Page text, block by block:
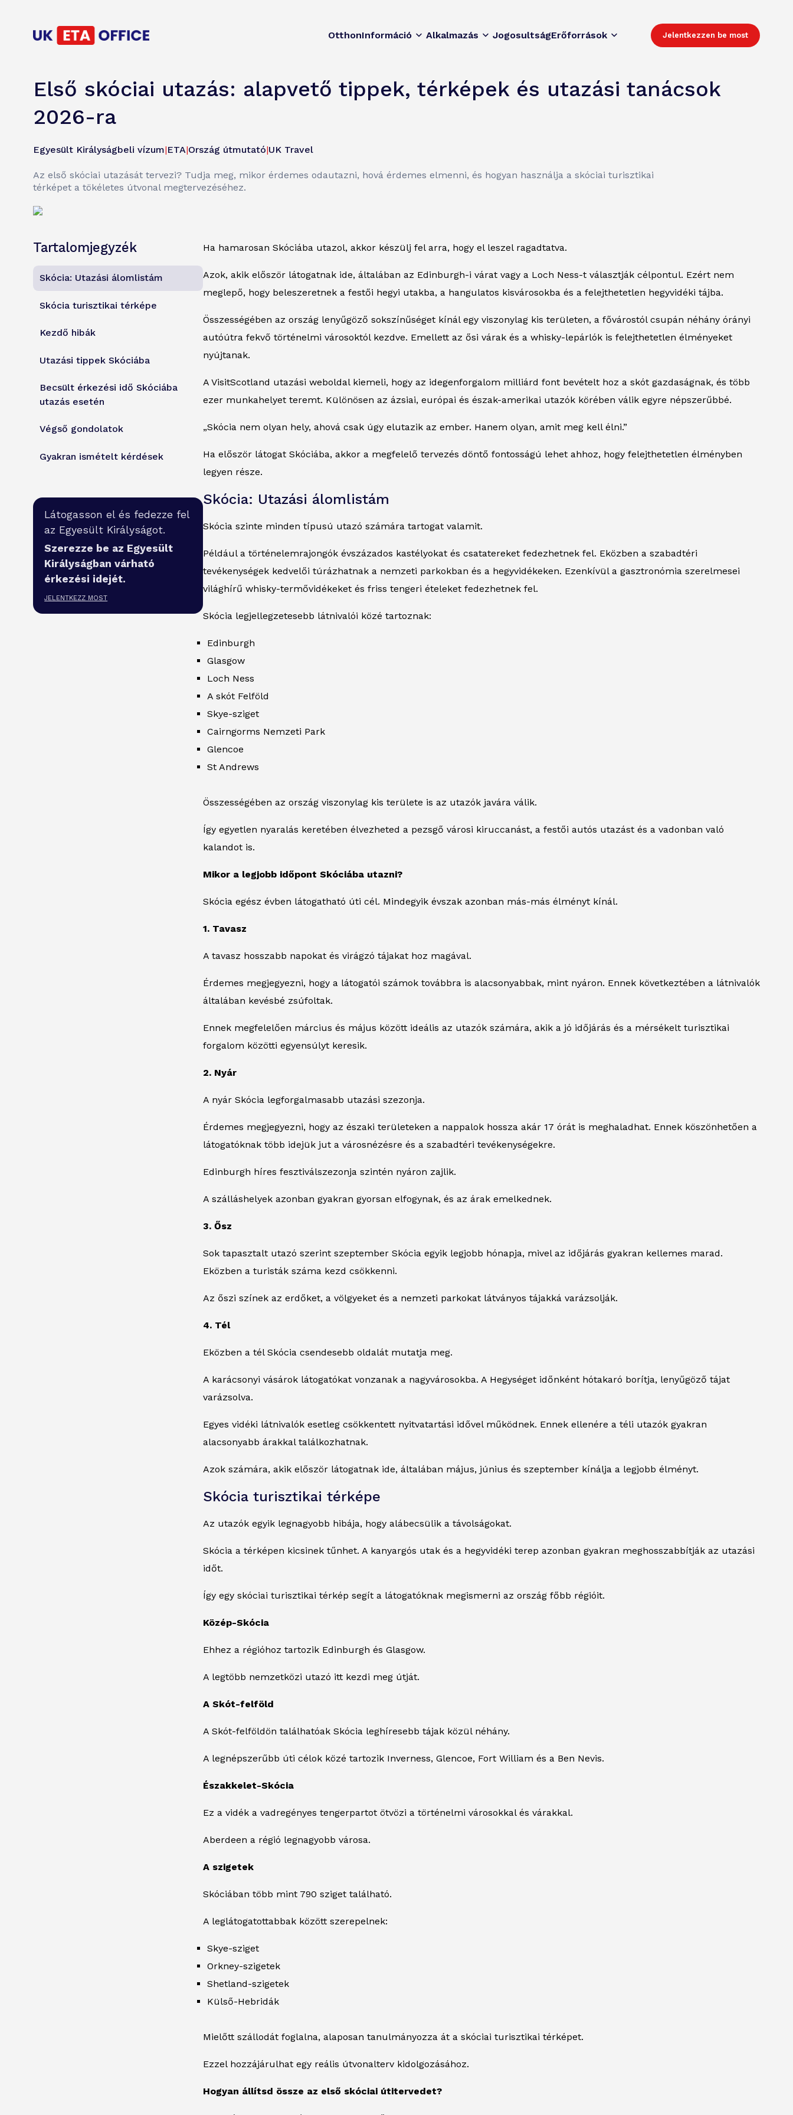
OtthonInformáció Alkalmazás JogosultságErőforrások Jelentkezzen be most
Első skóciai utazás: alapvető tippek, térképek és utazási tanácsok
2026-ra
Egyesült Királyságbeli vízum|ETA|Ország útmutató|UK Travel
Az első skóciai utazását tervezi? Tudja meg, mikor érdemes odautazni, hová érdemes elmenni, és hogyan használja a skóciai turisztikai
térképet a tökéletes útvonal megtervezéséhez.
Tartalomjegyzék
Skócia: Utazási álomlistám
Skócia turisztikai térképe
Kezdő hibák
Utazási tippek Skóciába
Becsült érkezési idő Skóciába
utazás esetén
Végső gondolatok
Gyakran ismételt kérdések
Látogasson el és fedezze fel
az Egyesült Királyságot.
Szerezze be az Egyesült
Királyságban várható
érkezési idejét.
JELENTKEZZ MOST
Ha hamarosan Skóciába utazol, akkor készülj fel arra, hogy el leszel ragadtatva.
Azok, akik először látogatnak ide, általában az Edinburgh-i várat vagy a Loch Ness-t választják célpontul. Ezért nem
meglepő, hogy beleszeretnek a festői hegyi utakba, a hangulatos kisvárosokba és a felejthetetlen hegyvidéki tájba.
Összességében az ország lenyűgöző sokszínűséget kínál egy viszonylag kis területen, a fővárostól csupán néhány órányi
autóútra fekvő történelmi városoktól kezdve. Emellett az ősi várak és a whisky-lepárlók is felejthetetlen élményeket
nyújtanak.
A VisitScotland utazási weboldal kiemeli, hogy az idegenforgalom milliárd font bevételt hoz a skót gazdaságnak, és több
ezer munkahelyet teremt. Különösen az ázsiai, európai és észak-amerikai utazók körében válik egyre népszerűbbé.
„Skócia nem olyan hely, ahová csak úgy elutazik az ember. Hanem olyan, amit meg kell élni.”
Ha először látogat Skóciába, akkor a megfelelő tervezés döntő fontosságú lehet ahhoz, hogy felejthetetlen élményben
legyen része.
Skócia: Utazási álomlistám
Skócia szinte minden típusú utazó számára tartogat valamit.
Például a történelemrajongók évszázados kastélyokat és csatatereket fedezhetnek fel. Eközben a szabadtéri
tevékenységek kedvelői túrázhatnak a nemzeti parkokban és a hegyvidékeken. Ezenkívül a gasztronómia szerelmesei
világhírű whisky-termővidékeket és friss tengeri ételeket fedezhetnek fel.
Skócia legjellegzetesebb látnivalói közé tartoznak:
Edinburgh
Glasgow
Loch Ness
A skót Felföld
Skye-sziget
Cairngorms Nemzeti Park
Glencoe
St Andrews
Összességében az ország viszonylag kis területe is az utazók javára válik.
Így egyetlen nyaralás keretében élvezheted a pezsgő városi kiruccanást, a festői autós utazást és a vadonban való
kalandot is.
Mikor a legjobb időpont Skóciába utazni?
Skócia egész évben látogatható úti cél. Mindegyik évszak azonban más-más élményt kínál.
1. Tavasz
A tavasz hosszabb napokat és virágzó tájakat hoz magával.
Érdemes megjegyezni, hogy a látogatói számok továbbra is alacsonyabbak, mint nyáron. Ennek következtében a látnivalók
általában kevésbé zsúfoltak.
Ennek megfelelően március és május között ideális az utazók számára, akik a jó időjárás és a mérsékelt turisztikai
forgalom közötti egyensúlyt keresik.
2. Nyár
A nyár Skócia legforgalmasabb utazási szezonja.
Érdemes megjegyezni, hogy az északi területeken a nappalok hossza akár 17 órát is meghaladhat. Ennek köszönhetően a
látogatóknak több idejük jut a városnézésre és a szabadtéri tevékenységekre.
Edinburgh híres fesztiválszezonja szintén nyáron zajlik.
A szálláshelyek azonban gyakran gyorsan elfogynak, és az árak emelkednek.
3. Ősz
Sok tapasztalt utazó szerint szeptember Skócia egyik legjobb hónapja, mivel az időjárás gyakran kellemes marad.
Eközben a turisták száma kezd csökkenni.
Az őszi színek az erdőket, a völgyeket és a nemzeti parkokat látványos tájakká varázsolják.
4. Tél
Eközben a tél Skócia csendesebb oldalát mutatja meg.
A karácsonyi vásárok látogatókat vonzanak a nagyvárosokba. A Hegységet időnként hótakaró borítja, lenyűgöző tájat
varázsolva.
Egyes vidéki látnivalók esetleg csökkentett nyitvatartási idővel működnek. Ennek ellenére a téli utazók gyakran
alacsonyabb árakkal találkozhatnak.
Azok számára, akik először látogatnak ide, általában május, június és szeptember kínálja a legjobb élményt.
Skócia turisztikai térképe
Az utazók egyik legnagyobb hibája, hogy alábecsülik a távolságokat.
Skócia a térképen kicsinek tűnhet. A kanyargós utak és a hegyvidéki terep azonban gyakran meghosszabbítják az utazási
időt.
Így egy skóciai turisztikai térkép segít a látogatóknak megismerni az ország főbb régióit.
Közép-Skócia
Ehhez a régióhoz tartozik Edinburgh és Glasgow.
A legtöbb nemzetközi utazó itt kezdi meg útját.
A Skót-felföld
A Skót-felföldön találhatóak Skócia leghíresebb tájak közül néhány.
A legnépszerűbb úti célok közé tartozik Inverness, Glencoe, Fort William és a Ben Nevis.
Északkelet-Skócia
Ez a vidék a vadregényes tengerpartot ötvözi a történelmi városokkal és várakkal.
Aberdeen a régió legnagyobb városa.
A szigetek
Skóciában több mint 790 sziget található.
A leglátogatottabbak között szerepelnek:
Skye-sziget
Orkney-szigetek
Shetland-szigetek
Külső-Hebridák
Mielőtt szállodát foglalna, alaposan tanulmányozza át a skóciai turisztikai térképet.
Ezzel hozzájárulhat egy reális útvonalterv kidolgozásához.
Hogyan állítsd össze az első skóciai útitervedet?